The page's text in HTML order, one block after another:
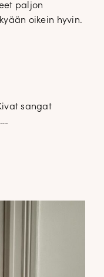
paljon
oikein hyvin.
sangat